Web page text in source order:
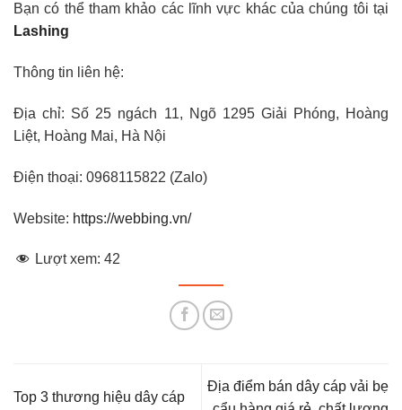
Bạn có thể tham khảo các lĩnh vực khác của chúng tôi tại
Lashing
Thông tin liên hệ:
Địa chỉ: Số 25 ngách 11, Ngõ 1295 Giải Phóng, Hoàng
Liệt, Hoàng Mai, Hà Nội
Điện thoại: 0968115822 (Zalo)
Website: https://webbing.vn/
Lượt xem: 42
Top 3 thương hiệu dây cáp
Địa điểm bán dây cáp vải bẹ